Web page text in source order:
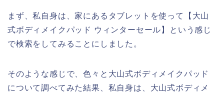
まず、私自身は、家にあるタブレットを使って【大山
式ボディメイクパッド ウィンターセール】という感じ
で検索をしてみることにしました。
そのような感じで、色々と大山式ボディメイクパッド
について調べてみた結果、私自身は、大山式ボディメ